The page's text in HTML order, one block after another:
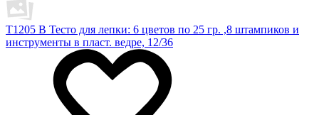
T1205 B Тесто для лепки: 6 цветов по 25 гр. ,8 штампиков и
инструменты в пласт. ведре, 12/36